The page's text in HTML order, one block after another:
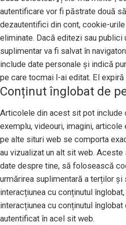
autentificare vor fi păstrate două
dezautentifici din cont, cookie-
eliminate. Dacă editezi sau publici
suplimentar va fi salvat în
include date personale și indică
pe care tocmai l-ai editat. El expiră
Conținut înglobat de
Articolele din acest sit pot include
exemplu, videouri, imagini, articole
pe alte situri web se comporta
au vizualizat un alt sit web.
date despre tine, să folosească
urmărirea suplimentară a terților
interacțiunea cu conținutul
interacțiunea cu conținutul
autentificat în acel sit web.